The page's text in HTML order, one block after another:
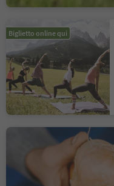
Biglietto online qui